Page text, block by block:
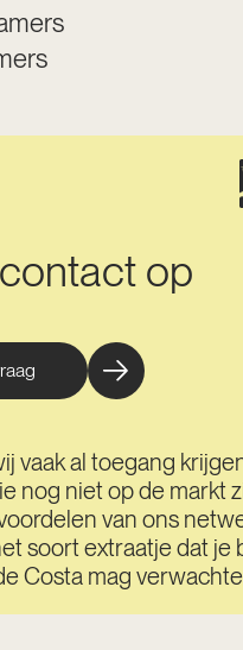
op
vaak al toegang
nog niet op de markt
van ons
soort extraatje dat je
Costa mag